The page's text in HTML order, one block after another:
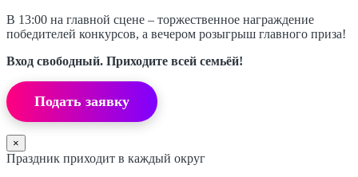
В 13:00 на главной сцене – торжественное награждение
победителей конкурсов, а вечером розыгрыш главного приза!
Вход свободный. Приходите всей семьёй!
Подать заявку
×
Праздник приходит в каждый округ